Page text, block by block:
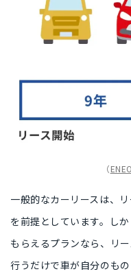
（
一般的なカーリースは、
を前提としています。し
もらえるプランなら、リ
行うだけで車が自分のもの